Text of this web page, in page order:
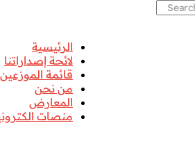
الرئيسية
لائحة إصداراتنا
قائمة الموزعين
من نحن
المعارض
منصات